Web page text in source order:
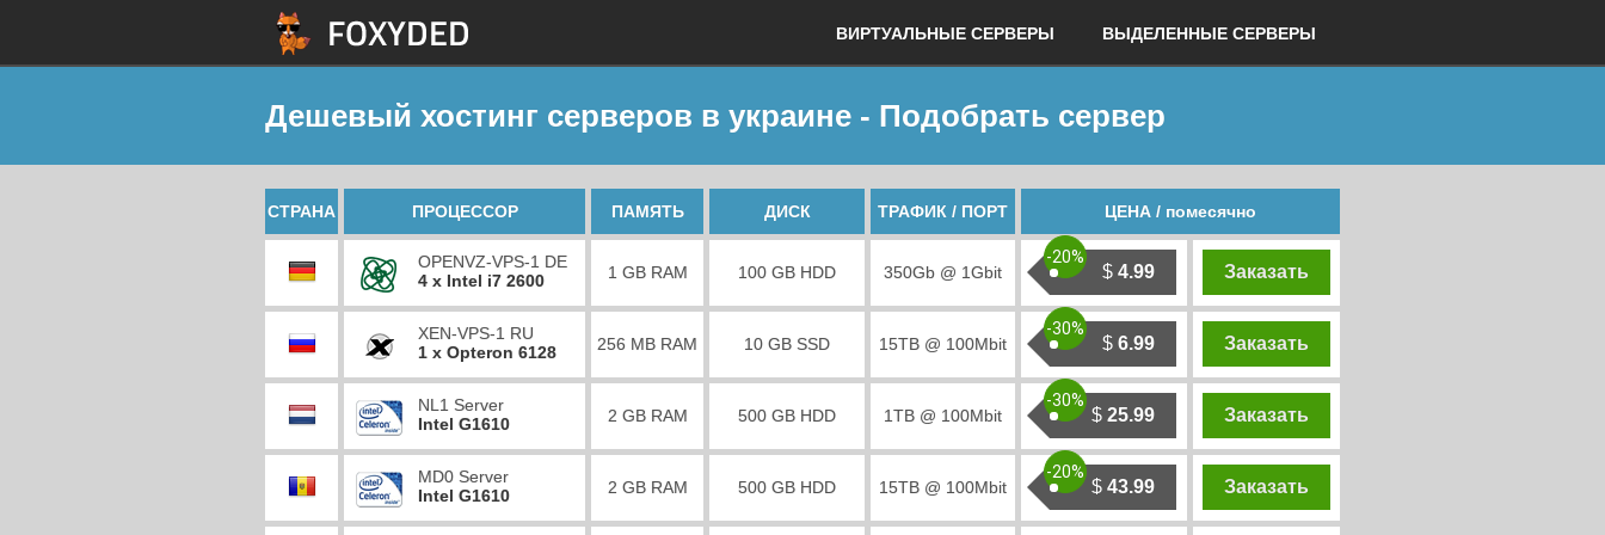
ВИРТУАЛЬНЫЕ СЕРВЕРЫ ВЫДЕЛЕННЫЕ СЕРВЕРЫ
Дешевый хостинг серверов в украине - Подобрать сервер
СТРАНА ПРОЦЕССОР ПАМЯТЬ ДИСК ТРАФИК / ПОРТ ЦЕНА / помесячно
OPENVZ-VPS-1 DE
4 x Intel i7 2600
1 GB RAM 100 GB HDD 350Gb @ 1Gbit $ 4.99
-20%
Заказать
XEN-VPS-1 RU
1 x Opteron 6128
256 MB RAM 10 GB SSD 15TB @ 100Mbit $ 6.99
-30%
Заказать
NL1 Server
Intel G1610
2 GB RAM 500 GB HDD 1TB @ 100Mbit $ 25.99
-30%
Заказать
MD0 Server
Intel G1610
2 GB RAM 500 GB HDD 15TB @ 100Mbit $ 43.99
-20%
Заказать